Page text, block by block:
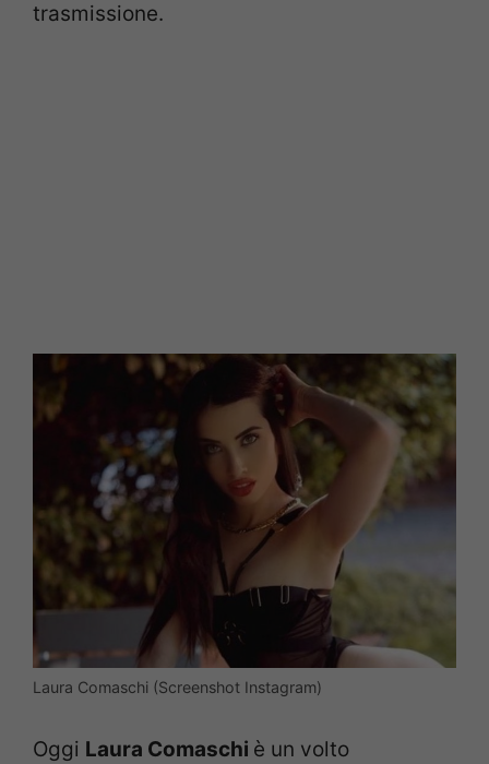
trasmissione.
Laura Comaschi (Screenshot Instagram)
Oggi Laura Comaschi è un volto